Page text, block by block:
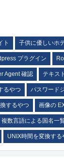
ト 子供に優しいホ
プラグイン
Agent 確認 テキス
るやつ パスワード
するやつ 画像の
複数言語による国名一
UNIX時間を変換する